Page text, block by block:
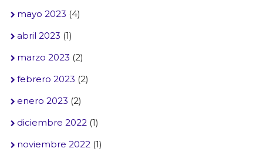
mayo 2023 (4)
abril 2023 (1)
marzo 2023 (2)
febrero 2023 (2)
enero 2023 (2)
diciembre 2022 (1)
noviembre 2022 (1)